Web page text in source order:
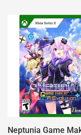
Neptunia Game